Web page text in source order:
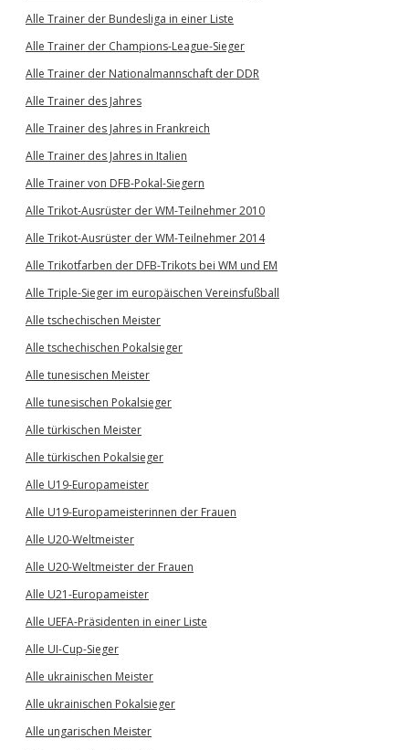
Alle Trainer der Bundesliga in einer Liste
Alle Trainer der Champions-League-Sieger
Alle Trainer der Nationalmannschaft der DDR
Alle Trainer des Jahres
Alle Trainer des Jahres in Frankreich
Alle Trainer des Jahres in Italien
Alle Trainer von DFB-Pokal-Siegern
Alle Trikot-Ausrüster der WM-Teilnehmer 2010
Alle Trikot-Ausrüster der WM-Teilnehmer 2014
Alle Trikotfarben der DFB-Trikots bei WM und EM
Alle Triple-Sieger im europäischen Vereinsfußball
Alle tschechischen Meister
Alle tschechischen Pokalsieger
Alle tunesischen Meister
Alle tunesischen Pokalsieger
Alle türkischen Meister
Alle türkischen Pokalsieger
Alle U19-Europameister
Alle U19-Europameisterinnen der Frauen
Alle U20-Weltmeister
Alle U20-Weltmeister der Frauen
Alle U21-Europameister
Alle UEFA-Präsidenten in einer Liste
Alle UI-Cup-Sieger
Alle ukrainischen Meister
Alle ukrainischen Pokalsieger
Alle ungarischen Meister